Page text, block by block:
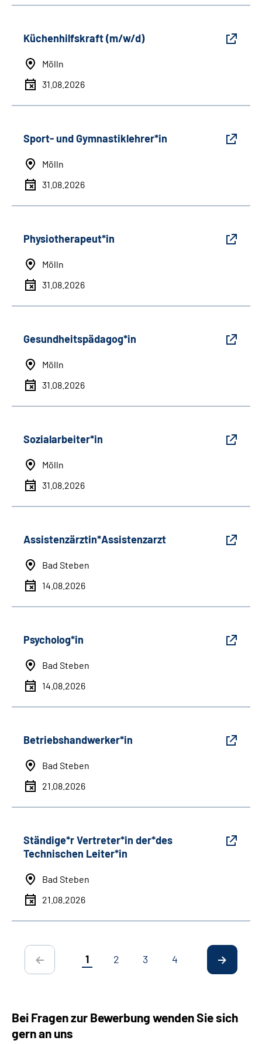
Küchenhilfskraft (m/w/d)
Mölln
31.08.2026
Sport- und Gymnastiklehrer*in
Mölln
31.08.2026
Physiotherapeut*in
Mölln
31.08.2026
Gesundheitspädagog*in
Mölln
31.08.2026
Sozialarbeiter*in
Mölln
31.08.2026
Assistenzärztin*Assistenzarzt
Bad Steben
14.08.2026
Psycholog*in
Bad Steben
14.08.2026
Betriebshandwerker*in
Bad Steben
21.08.2026
Ständige*r Vertreter*in der*des
Technischen Leiter*in
Bad Steben
21.08.2026
1 2 3 4
Bei Fragen zur Bewerbung wenden Sie sich
gern an uns